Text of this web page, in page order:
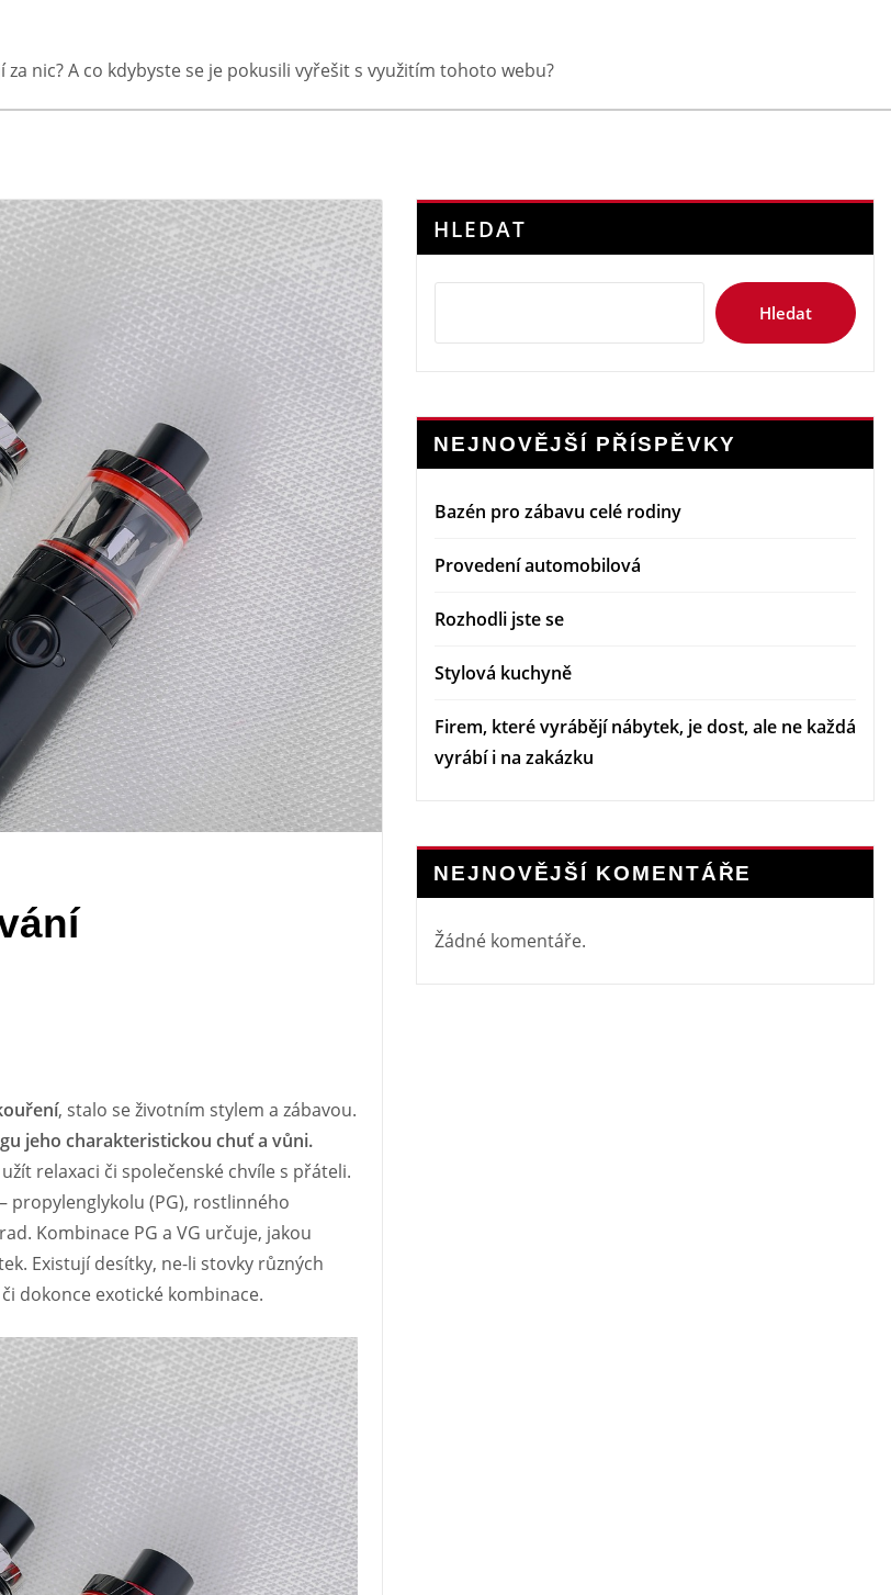
nic? A co kdybyste se je pokusili vyřešit s využitím tohoto webu?
, stalo se životním stylem a zábavou.
jeho charakteristickou chuť a vůni.
relaxaci či společenské chvíle s přáteli.
propylenglykolu (PG), rostlinného
Kombinace PG a VG určuje, jakou
Existují desítky, ne-li stovky různých
dokonce exotické kombinace.
HLEDAT
Hledat
NEJNOVĚJŠÍ PŘÍSPĚVKY
Bazén pro zábavu celé rodiny
Provedení automobilová
Rozhodli jste se
Stylová kuchyně
Firem, které vyrábějí nábytek, je dost, ale ne každá
vyrábí i na zakázku
NEJNOVĚJŠÍ KOMENTÁŘE
Žádné komentáře.